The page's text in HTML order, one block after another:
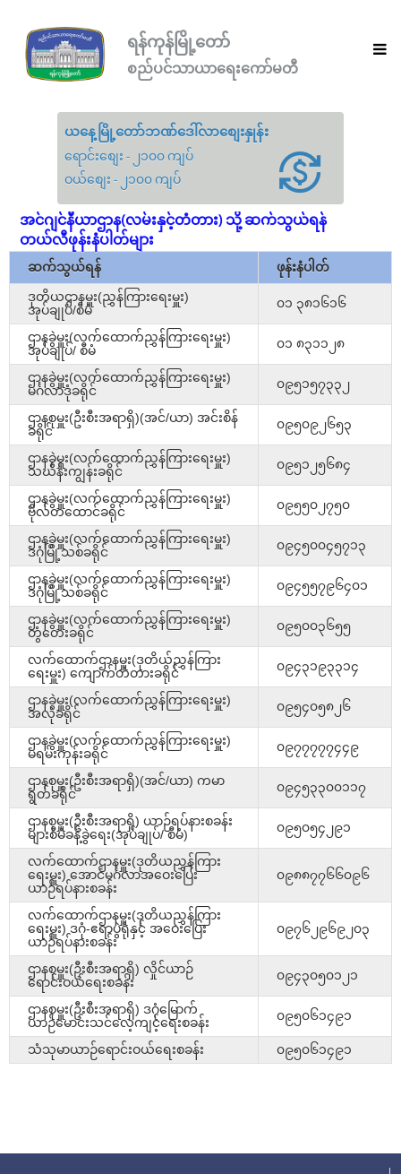
ရန်ကုန်မြို့တော်
စည်ပင်သာယာရေးကော်မတီ
ယနေ့မြို့တော်ဘဏ်ဒေါ်လာစျေးနှုန်း
ရောင်းစျေး - ၂၁၀၀ ကျပ်
ဝယ်စျေး - ၂၁၀၀ ကျပ်
အင်ဂျင်နီယာဌာန(လမ်းနှင့်တံတား) သို့ ဆက်သွယ်ရန်
တယ်လီဖုန်းနံပါတ်များ
ဆက်သွယ်ရန်
ဖုန်းနံပါတ်
ဒုတိယဌာနမှူး(ညွှန်ကြားရေးမှူး)
အုပ်ချုပ်/စီမံ
၀၁ ၃၈၁၆၁၆
ဌာနခွဲမှူး(လက်ထောက်ညွှန်ကြားရေးမှူး)
အုပ်ချုပ်/ စီမံ
၀၁ ၈၃၁၁၂၈
ဌာနခွဲမှူး(လက်ထောက်ညွှန်ကြားရေးမှူး)
မင်္ဂလာဒုံခရိုင်
၀၉၅၁၅၇၃၃၂
ဌာနစုမှူး(ဦးစီးအရာရှိ)(အင်/ယာ) အင်းစိန်
ခရိုင်
၀၉၅၀၉၂၆၅၃
ဌာနခွဲမှူး(လက်ထောက်ညွှန်ကြားရေးမှူး)
သင်္ဃန်းကျွန်းခရိုင်
၀၉၅၁၂၅၆၈၄
ဌာနခွဲမှူး(လက်ထောက်ညွှန်ကြားရေးမှူး)
ဗိုလ်တထောင်ခရိုင်
၀၉၅၅၀၂၇၅၀
ဌာနခွဲမှူး(လက်ထောက်ညွှန်ကြားရေးမှူး)
ဒဂုံမြို့သစ်ခရိုင်
၀၉၄၅၀၀၄၅၇၁၃
ဌာနခွဲမှူး(လက်ထောက်ညွှန်ကြားရေးမှူး)
ဒဂုံမြို့သစ်ခရိုင်
၀၉၄၅၅၇၉၆၄၀၁
ဌာနခွဲမှူး(လက်ထောက်ညွှန်ကြားရေးမှူး)
တွံတေးခရိုင်
၀၉၅၀၀၃၆၅၅
လက်ထောက်ဌာနမှူး(ဒုတိယ်ညွှန်ကြား
ရေးမှူး) ကျောက်တံတားခရိုင်
၀၉၄၃၁၉၃၃၁၄
ဌာနခွဲမှူး(လက်ထောက်ညွှန်ကြားရေးမှူး)
အလုံခရိုင်
၀၉၅၄၀၅၈၂၆
ဌာနခွဲမှူး(လက်ထောက်ညွှန်ကြားရေးမှူး)
မရမ်းကုန်းခရိုင်
၀၉၇၇၇၇၇၄၄၉
ဌာနစုမှူး(ဦးစီးအရာရှိ)(အင်/ယာ) ကမာ
ရွတ်ခရိုင်
၀၉၄၅၃၃၀၀၁၁၇
ဌာနစုမှူး(ဦးစီးအရာရှိ) ယာဉ်ရပ်နားစခန်း
များစီမံခန့်ခွဲရေး(အုပ်ချုပ်/ စီမံ)
၀၉၅၀၅၄၂၉၁
လက်ထောက်ဌာနမှူး(ဒုတိယညွှန်ကြား
ရေးမှူး) အောင်မင်္ဂလာအဝေးပြေး
ယာဉ်ရပ်နားစခန်း
၀၉၈၈၇၇၆၆၀၉၆
လက်ထောက်ဌာနမှူး(ဒုတိယညွှန်ကြား
ရေးမှူး) ဒဂုံ-‌ဧရာပွဲရုံနှင့် အဝေးပြေး
ယာဉ်ရပ်နားစခန်း
၀၉၇၆၂၉၆၉၂၀၃
ဌာနစုမှူး(ဦးစီးအရာရှိ) လှိုင်ယာဉ်
ရောင်းဝယ်ရေးစခန်း
၀၉၄၃၀၅၀၁၂၁
ဌာနစုမှူး(ဦးစီးအရာရှိ) ဒဂုံမြောက်
ယာဉ်မောင်းသင်လေ့ကျင့်ရေးစခန်း
၀၉၅၀၆၁၄၉၁
သံသုမာယာဉ်ရောင်းဝယ်ရေးစခန်း ၀၉၅၀၆၁၄၉၁